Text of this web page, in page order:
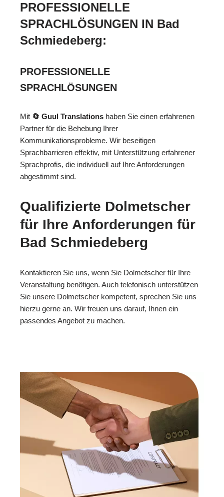
PROFESSIONELLE
SPRACHLÖSUNGEN IN Bad
Schmiedeberg:
PROFESSIONELLE
SPRACHLÖSUNGEN
Mit 🔄 Guul Translations haben Sie einen erfahrenen
Partner für die Behebung Ihrer
Kommunikationsprobleme. Wir beseitigen
Sprachbarrieren effektiv, mit Unterstützung erfahrener
Sprachprofis, die individuell auf Ihre Anforderungen
abgestimmt sind.
Qualifizierte Dolmetscher
für Ihre Anforderungen für
Bad Schmiedeberg
Kontaktieren Sie uns, wenn Sie Dolmetscher für Ihre
Veranstaltung benötigen. Auch telefonisch unterstützen
Sie unsere Dolmetscher kompetent, sprechen Sie uns
hierzu gerne an. Wir freuen uns darauf, Ihnen ein
passendes Angebot zu machen.